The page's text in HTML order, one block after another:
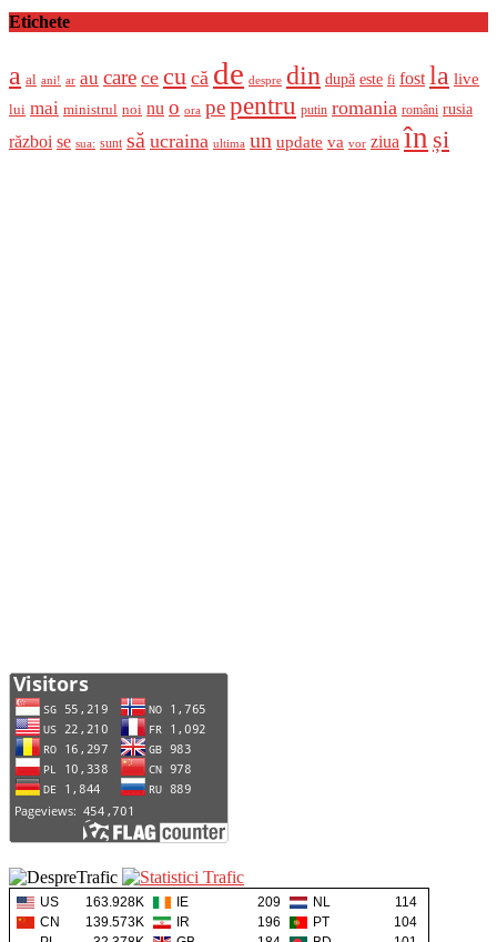
Etichete
a al ani! ar au care ce cu că de despre din după este fi fost la live
lui mai ministrul noi nu o ora pepentru putin romania români rusia
război se sua: sunt să ucraina ultima un update va vor ziua în și
US 163.928K IE 209 NL
114
CN
139.573K IR 196 PT
104